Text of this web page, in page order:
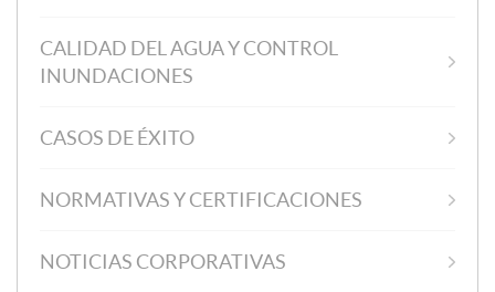
CALIDAD DEL AGUA Y CONTROL
INUNDACIONES
CASOS DE ÉXITO
NORMATIVAS Y CERTIFICACIONES
NOTICIAS CORPORATIVAS